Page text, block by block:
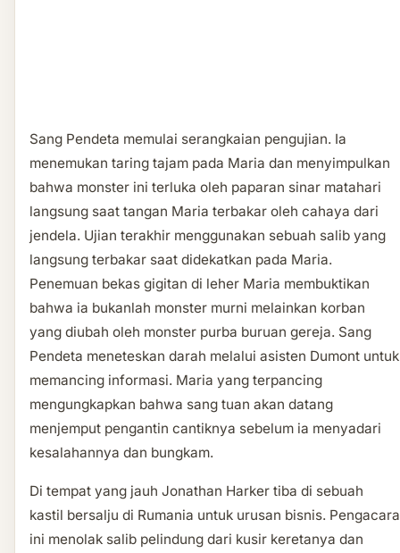
Sang Pendeta memulai serangkaian pengujian. Ia
menemukan taring tajam pada Maria dan menyimpulkan
bahwa monster ini terluka oleh paparan sinar matahari
langsung saat tangan Maria terbakar oleh cahaya dari
jendela. Ujian terakhir menggunakan sebuah salib yang
langsung terbakar saat didekatkan pada Maria.
Penemuan bekas gigitan di leher Maria membuktikan
bahwa ia bukanlah monster murni melainkan korban
yang diubah oleh monster purba buruan gereja. Sang
Pendeta meneteskan darah melalui asisten Dumont untuk
memancing informasi. Maria yang terpancing
mengungkapkan bahwa sang tuan akan datang
menjemput pengantin cantiknya sebelum ia menyadari
kesalahannya dan bungkam.
Di tempat yang jauh Jonathan Harker tiba di sebuah
kastil bersalju di Rumania untuk urusan bisnis. Pengacara
ini menolak salib pelindung dari kusir keretanya dan